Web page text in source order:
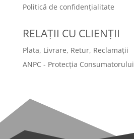
Politică de confidențialitate
RELAȚII CU CLIENȚII
Plata, Livrare, Retur, Reclamații
ANPC - Protecția Consumatorului